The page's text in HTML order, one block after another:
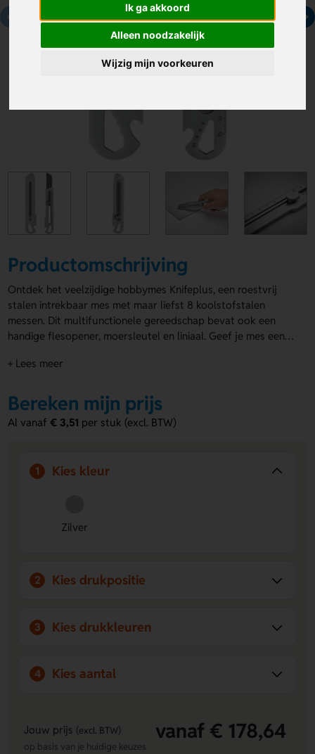
Ik ga akkoord
Alleen noodzakelijk
Wijzig mijn voorkeuren
Productomschrijving
Ontdek het veelzijdige hobbymes Knifeplus, een roestvrij
stalen intrekbaar mes met maar liefst 8 koolstofstalen
messen. Dit multifunctionele gereedschap bevat ook een
handige flesopener, moersleutel en liniaal. Geef je mes een
Gepersonaliseerde hobbymessen
+ Lees meer
Bereken mijn prijs
Al vanaf€ 3,51 per stuk (excl. BTW)
1 Kies kleur
Zilver
2 Kies drukpositie
3 Kies drukkleuren
4 Kies aantal
Jouw prijs (excl. BTW) vanaf € 178,64
op basis van je huidige keuzes